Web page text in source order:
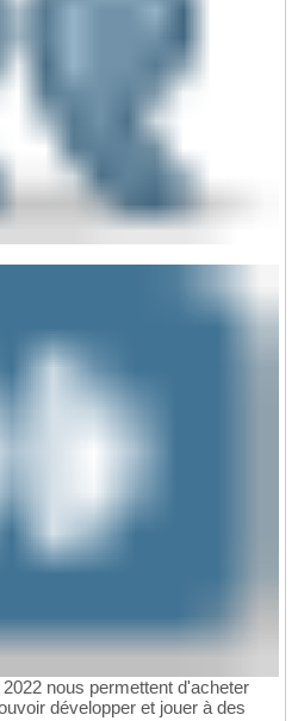
nous permettent d'acheter
développer et jouer à des